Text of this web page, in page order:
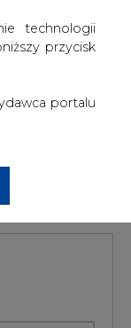
technologii
przycisk
portalu
inteligencji.